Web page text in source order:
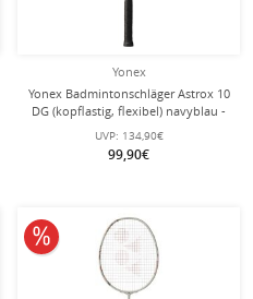
Yonex
Yonex Badmintonschläger Astrox 10
DG (kopflastig, flexibel) navyblau -
besaitet -
UVP: 134,90€
99,90€
10% reduziert